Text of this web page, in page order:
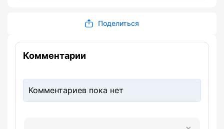
Поделиться
Комментарии
Комментариев пока нет